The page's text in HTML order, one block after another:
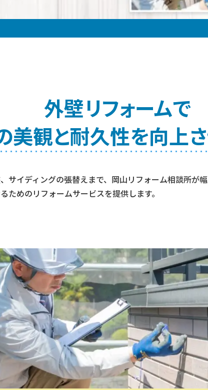
外壁リフォームで
美観と耐久性を向上
イディングの張替えまで、岡山リフォーム相談所が幅
めのリフォームサービスを提供します。